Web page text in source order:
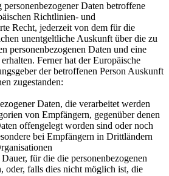
personenbezogener Daten betroffene
Richtlinien- und
Recht, jederzeit von dem für die
unentgeltliche Auskunft über die zu
personenbezogenen Daten und eine
Ferner hat der Europäische
der betroffenen Person Auskunft
zugestanden:
Daten, die verarbeitet werden
von Empfängern, gegenüber denen
offengelegt worden sind oder noch
bei Empfängern in Drittländern
für die die personenbezogenen
oder, falls dies nicht möglich ist, die